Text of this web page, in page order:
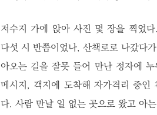
저수지 가에 앉아 사진 몇 장을 찍었
다섯 시 반쯤이었나, 산책로로 나갔다
아오는 길을 잘못 들어 만난 정자에
메시지, 객지에 도착해 자가격리 중
다. 사람 만날 일 없는 곳으로 왔고 아